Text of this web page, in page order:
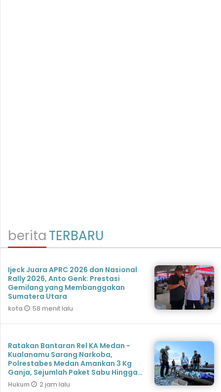
beritaTERBARU
Ijeck Juara APRC 2026 dan Nasional
Rally 2026, Anto Genk: Prestasi
Gemilang yang Membanggakan
Sumatera Utara
kota 58 menit lalu
Ratakan Bantaran Rel KA Medan -
Kualanamu Sarang Narkoba,
Polrestabes Medan Amankan 3 Kg
Ganja, Sejumlah Paket Sabu Hingga
Beragam Senjata Disita
Hukum 2 jam lalu